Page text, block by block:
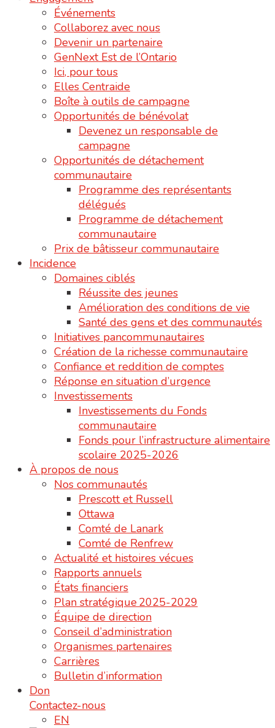
Événements
Collaborez avec nous
Devenir un partenaire
GenNext Est de l’Ontario
Ici, pour tous
Elles Centraide
Boîte à outils de campagne
Opportunités de bénévolat
Devenez un responsable de
campagne
Opportunités de détachement
communautaire
Programme des représentants
délégués
Programme de détachement
communautaire
Prix de bâtisseur communautaire
Incidence
Domaines ciblés
Réussite des jeunes
Amélioration des conditions de vie
Santé des gens et des communautés
Initiatives pancommunautaires
Création de la richesse communautaire
Confiance et reddition de comptes
Réponse en situation d’urgence
Investissements
Investissements du Fonds
communautaire
Fonds pour l’infrastructure alimentaire
scolaire 2025-2026
À propos de nous
Nos communautés
Prescott et Russell
Ottawa
Comté de Lanark
Comté de Renfrew
Actualité et histoires vécues
Rapports annuels
États financiers
Plan stratégique 2025-2029
Équipe de direction
Conseil d’administration
Organismes partenaires
Carrières
Bulletin d’information
Don
Contactez-nous
EN